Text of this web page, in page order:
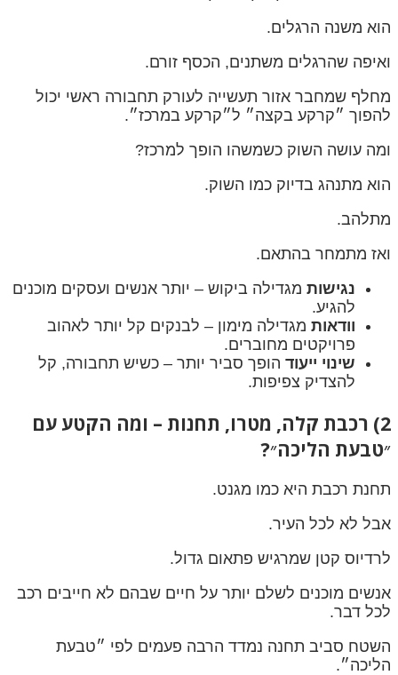
הוא משנה הרגלים.
ואיפה שהרגלים משתנים, הכסף זורם.
מחלף שמחבר אזור תעשייה לעורק תחבורה ראשי יכול
להפוך ״קרקע בקצה״ ל״קרקע במרכז״.
ומה עושה השוק כשמשהו הופך למרכז?
הוא מתנהג בדיוק כמו השוק.
מתלהב.
ואז מתמחר בהתאם.
נגישות מגדילה ביקוש – יותר אנשים ועסקים מוכנים
להגיע.
וודאות מגדילה מימון – לבנקים קל יותר לאהוב
פרויקטים מחוברים.
שינוי ייעוד הופך סביר יותר – כשיש תחבורה, קל
להצדיק צפיפות.
2) רכבת קלה, מטרו, תחנות – ומה הקטע עם
״טבעת הליכה״?
תחנת רכבת היא כמו מגנט.
אבל לא לכל העיר.
לרדיוס קטן שמרגיש פתאום גדול.
אנשים מוכנים לשלם יותר על חיים שבהם לא חייבים רכב
לכל דבר.
השטח סביב תחנה נמדד הרבה פעמים לפי ״טבעת
הליכה״.